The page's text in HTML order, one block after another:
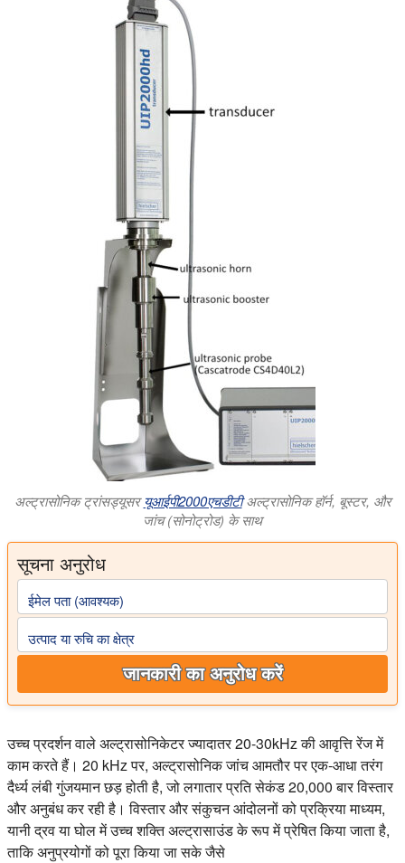
अल्ट्रासोनिक ट्रांसड्यूसरयूआईपी2000एचडीटीअल्ट्रासोनिक हॉर्न, बूस्टर, और
जांच (सोनोट्रोड) के साथ
सूचना अनुरोध
ईमेल पता (आवश्यक)
उत्पाद या रुचि का क्षेत्र
जानकारी का अनुरोध करें
उच्च प्रदर्शन वाले अल्ट्रासोनिकेटर ज्यादातर 20-30kHz की आवृत्ति रेंज में
काम करते हैं। 20 kHz पर, अल्ट्रासोनिक जांच आमतौर पर एक-आधा तरंग
दैर्ध्य लंबी गुंजयमान छड़ होती है, जो लगातार प्रति सेकंड 20,000 बार विस्तार
और अनुबंध कर रही है। विस्तार और संकुचन आंदोलनों को प्रक्रिया माध्यम,
यानी द्रव या घोल में उच्च शक्ति अल्ट्रासाउंड के रूप में प्रेषित किया जाता है,
ताकि अनुप्रयोगों को पूरा किया जा सके जैसे